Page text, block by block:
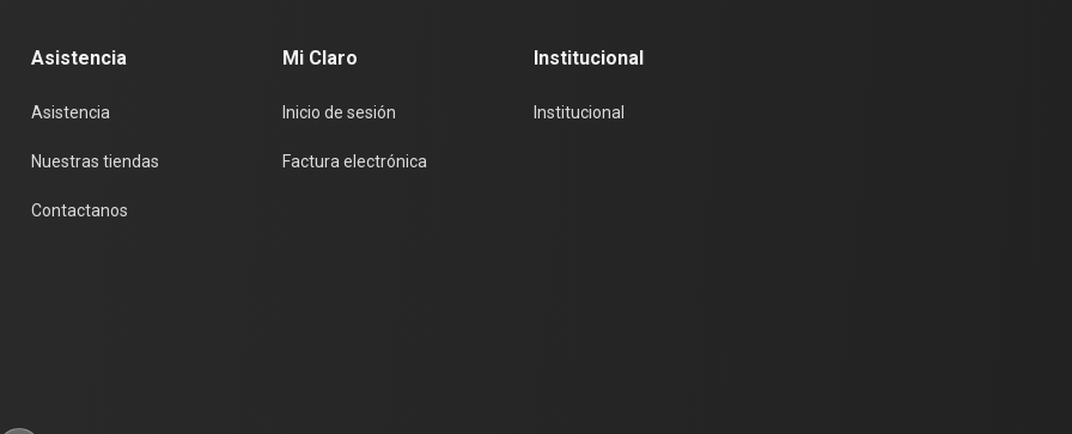
Asistencia
Asistencia
Nuestras tiendas
Contactanos
Mi Claro
Inicio de sesión
Factura electrónica
Institucional
Institucional